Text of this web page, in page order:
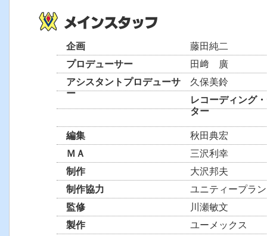
企画
藤田純二
プロデューサー
田﨑 廣
アシスタントプロデューサ
ー
久保美鈴
レコーディング
ター
編集
秋田典宏
ＭＡ
三沢利幸
制作
大沢邦夫
制作協力
ユニティープラ
監修
川瀬敏文
製作
ユーメックス